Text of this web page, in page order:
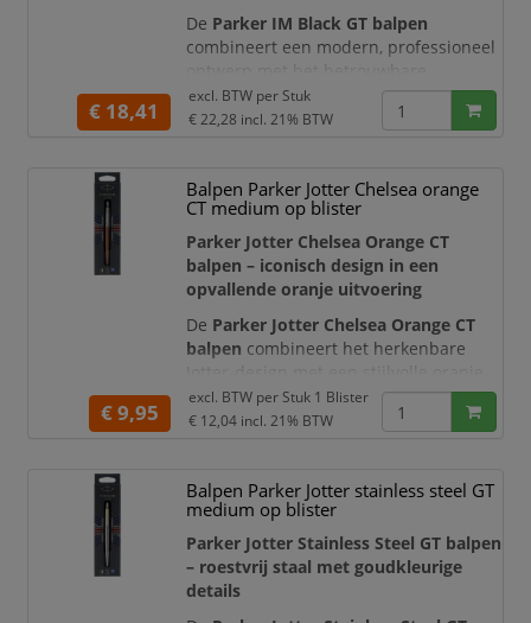
De Parker IM Black GT balpen
combineert een modern, professioneel
schrijfcomfort van Parker. De stevige
metalen houder is afgewerkt met
en kenmerkende pijlvormige Parker-
clip zorgen voor een luxe en
representatief contrast.
Dankzij de slanke, taps toelopende vo
€ 18,41
excl. BTW per Stuk
€ 22,28 incl. 21% BTW
Balpen Parker Jotter Chelsea orange
CT medium op blister
Parker Jotter Chelsea Orange CT
balpen – iconisch design in een
opvallende oranje uitvoering
De Parker Jotter Chelsea Orange CT
balpen combineert het herkenbare
metalen houder en hoogglanzende
chroomkleurige details. De
clip en bekende Parker-klik geven deze
balpen een tijdloze en professionele
uitstraling.
De pen is voorzie
€ 9,95
excl. BTW per Stuk 1 Blister
€ 12,04 incl. 21% BTW
Balpen Parker Jotter stainless steel GT
medium op blister
Parker Jotter Stainless Steel GT balpen
– roestvrij staal met goudkleurige
details